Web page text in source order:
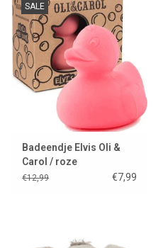
SALE
Badeendje Elvis Oli &
Carol / roze
€12,99 €7,99